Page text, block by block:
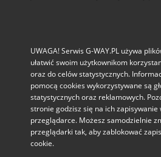
UWAGA! Serwis G-WAY.PL używa
ułatwić swoim użytkownikom
oraz do celów statystycznych.
pomocą cookies wykorzystywane są
statystycznych oraz reklamowych.
stronie godzisz się na ich zapisywanie
przeglądarce. Możesz samodzielnie
przeglądarki tak, aby zablokować
cookie.